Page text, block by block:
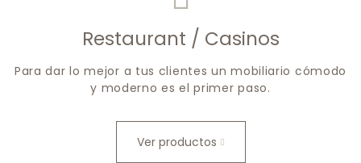
Restaurant / Casinos
Para dar lo mejor a tus clientes un mobiliario cómodo
y moderno es el primer paso.
Ver productos